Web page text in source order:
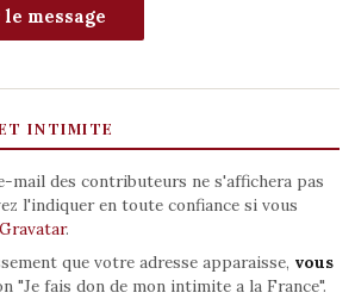
INTIMITE
mail des contributeurs ne s'affichera pas
l'indiquer en toute confiance si vous
Gravatar.
que votre adresse apparaisse, vous
"Je fais don de mon intimite a la France".